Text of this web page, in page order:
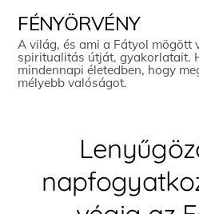
content
FÉNYÖRVÉNY
A világ, és ami a Fátyol mögött
spiritualitás útját, gyakorlatait.
mindennapi életedben, hogy
mélyebb valóságot.